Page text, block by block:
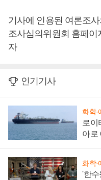
기사에 인용된 여론조
조사심의위원회 홈페이
자
인기기사
화학·
로이
아로
화학·
'한수